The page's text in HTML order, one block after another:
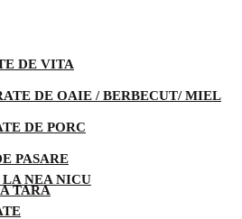
DE VITA
DE OAIE / BERBECUT/ MIEL
DE PORC
PASARE
TARA
NEA NICU